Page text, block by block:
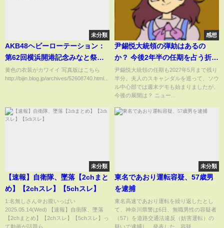
未分類
AKB48ヘビーローテーション：
第62回横浜開港記念みなと祭国
際仮装行列ザよこはまパレード
（崎陽軒）
黄色の衣装がカワイイ 写真版はこちら
http://bijin.blog.jp/archives/52608740.html...
感想
尹錫悦大統領の弾劾はあるの
か？ 今後2年半の任期を占う折り
返し点（ニュースで韓国語
#114）
尹錫悦大統領の任期も2027年5月まで残り
半分。夫人のスキャンダルを巡って、ソウ
ル中心部では週末デモも始まりましたが、
今後の展開は？ ニュー...
未分類
【速報】自衛隊、墜落【2chまと
め】【2chスレ】【5chスレ】
1:名無しさん＠お腹いっぱい
2025.05.14(Wed) 【速報】自衛隊、墜落
【2chまとめ】【2chスレ】【5chスレ】っ
て動画が話題ら...
未分類
東名であおり運転容疑、57歳男
を逮捕
東名高速であおり運転を繰り返したとし
て、神奈川県警は6日、無職男性の容疑者
（57）を道路交通法違反（妨害運転）の
疑いで逮捕し、発表した。容疑...